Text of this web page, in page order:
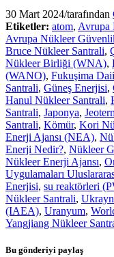
30 Mart 2024/tarafından
Etiketler: atom, Avrupa
Avrupa Nükleer
Bruce Nükleer Santrali,
Nükleer Birliği (WNA),
(WANO), Fukuşima
Santrali, Güneş Enerjisi,
Hanul Nükleer Santrali,
Santrali, Japonya,
Santrali, Kömür, Kori
Enerji Ajansı (NEA),
Enerji Nedir?, Nükleer
Nükleer Enerji Ajansı,
Uygulamaları
Enerjisi, su reaktörleri
Nükleer Santrali,
(IAEA), Uranyum,
Yangjiang Nükleer
Bu gönderiyi paylaş